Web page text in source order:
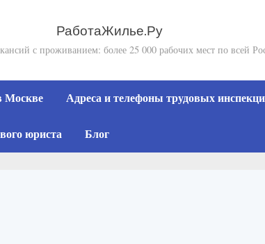
РаботаЖилье.Ру
с проживанием: более 25 000 рабочих мест по всей
Москве Адреса и телефоны трудовых
юриста Блог